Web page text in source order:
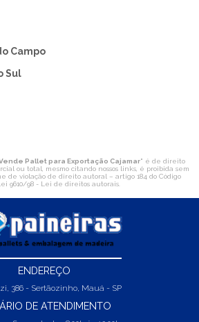
Campo
Sul
Pallet para Exportação Cajamar" é de direito
ou total, mesmo citando nossos links, é proibida sem
de violação de direito autoral – artigo 184 do Código
9610/98 - Lei de direitos autorais
ENDEREÇO
386 - Sertãozinho, Mauá - SP
DE ATENDIMENTO